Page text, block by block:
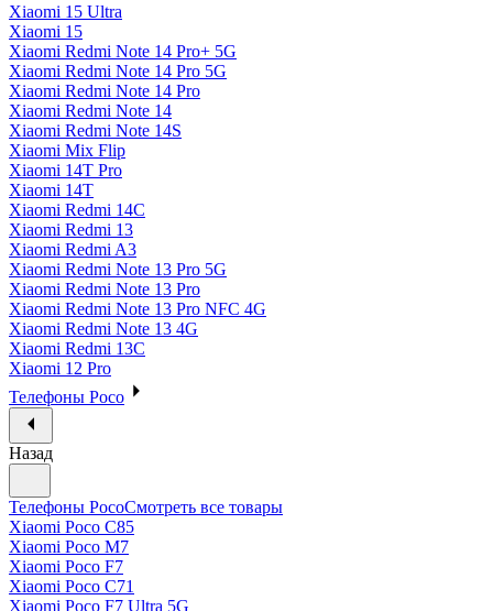
Xiaomi 15 Ultra
Xiaomi 15
Xiaomi Redmi Note 14 Pro+ 5G
Xiaomi Redmi Note 14 Pro 5G
Xiaomi Redmi Note 14 Pro
Xiaomi Redmi Note 14
Xiaomi Redmi Note 14S
Xiaomi Mix Flip
Xiaomi 14T Pro
Xiaomi 14T
Xiaomi Redmi 14C
Xiaomi Redmi 13
Xiaomi Redmi A3
Xiaomi Redmi Note 13 Pro 5G
Xiaomi Redmi Note 13 Pro
Xiaomi Redmi Note 13 Pro NFC 4G
Xiaomi Redmi Note 13 4G
Xiaomi Redmi 13C
Xiaomi 12 Pro
Телефоны Poco
Назад
Телефоны PocoСмотреть все товары
Xiaomi Poco C85
Xiaomi Poco M7
Xiaomi Poco F7
Xiaomi Poco C71
Xiaomi Poco F7 Ultra 5G